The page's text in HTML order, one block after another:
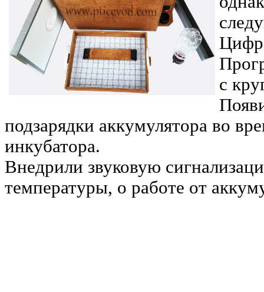
с
подзарядки аккумулятора во
инкубатора.
Внедрили звуковую
температуры, о работе от